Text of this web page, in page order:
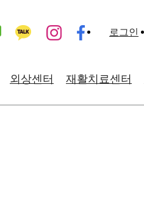
로그인
외상센터 재활치료센터